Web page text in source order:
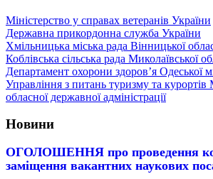
Міністерство у справах ветеранів України
Державна прикордонна служба України
Хмільницька міська рада Вінницької
Коблівська сільська рада Миколаївської
Департамент охорони здоров’я Одеської
Управління з питань туризму та курортів
обласної державної адміністрації
Новини
ОГОЛОШЕННЯ про проведення
заміщення вакантних наукових